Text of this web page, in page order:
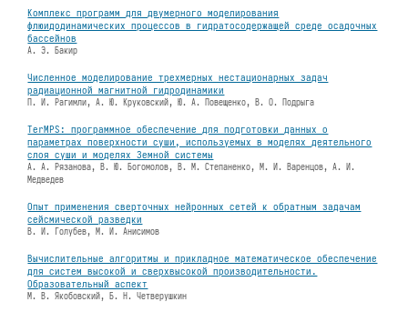
Комплекс программ для двумерного моделирования
флюидодинамических процессов в гидратосодержащей среде осадочных
бассейнов
А. Э. Бакир
Численное моделирование трехмерных нестационарных задач
радиационной магнитной гидродинамики
П. И. Рагимли, А. Ю. Круковский, Ю. А. Повещенко, В. О. Подрыга
TerMPS: программное обеспечение для подготовки данных о
параметрах поверхности суши, используемых в моделях деятельного
слоя суши и моделях Земной системы
А. А. Рязанова, В. Ю. Богомолов, В. М. Степаненко, М. И. Варенцов, А. И.
Медведев
Опыт применения сверточных нейронных сетей к обратным задачам
сейсмической разведки
В. И. Голубев, М. И. Анисимов
Вычислительные алгоритмы и прикладное математическое обеспечение
для систем высокой и сверхвысокой производительности.
Образовательный аспект
М. В. Якобовский, Б. Н. Четверушкин